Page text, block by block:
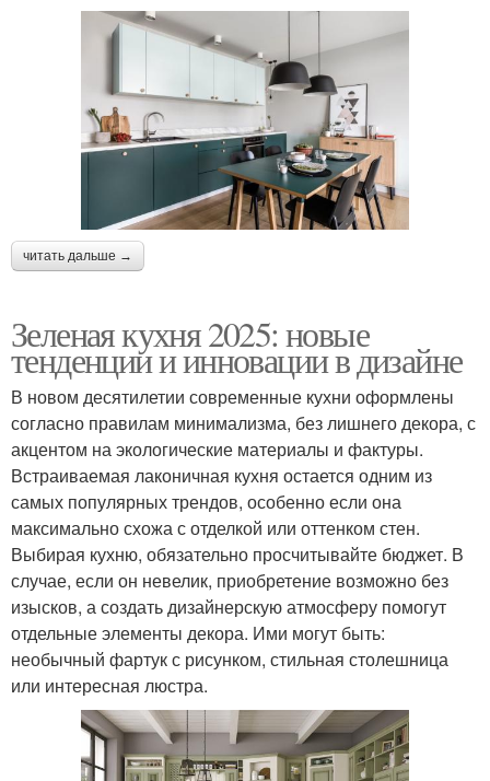
читать дальше →
Зеленая кухня 2025: новые
тенденции и инновации в дизайне
В новом десятилетии современные кухни оформлены
согласно правилам минимализма, без лишнего декора, с
акцентом на экологические материалы и фактуры.
Встраиваемая лаконичная кухня остается одним из
самых популярных трендов, особенно если она
максимально схожа с отделкой или оттенком стен.
Выбирая кухню, обязательно просчитывайте бюджет. В
случае, если он невелик, приобретение возможно без
изысков, а создать дизайнерскую атмосферу помогут
отдельные элементы декора. Ими могут быть:
необычный фартук с рисунком, стильная столешница
или интересная люстра.